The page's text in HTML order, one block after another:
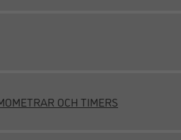
OCH TIMERS